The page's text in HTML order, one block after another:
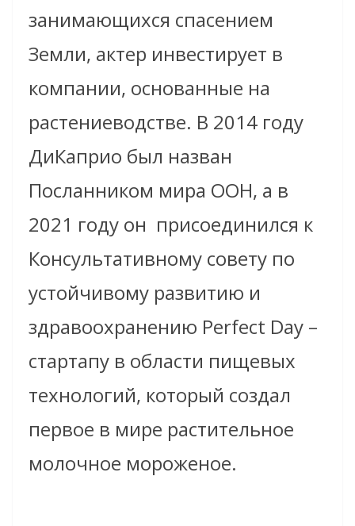
занимающихся спасением
Земли, актер инвестирует в
компании, основанные на
растениеводстве. В 2014 году
ДиКаприо был назван
Посланником мира ООН, а в
2021 году он присоединился к
Консультативному совету по
устойчивому развитию и
здравоохранению Perfect Day –
стартапу в области пищевых
технологий, который создал
первое в мире растительное
молочное мороженое.